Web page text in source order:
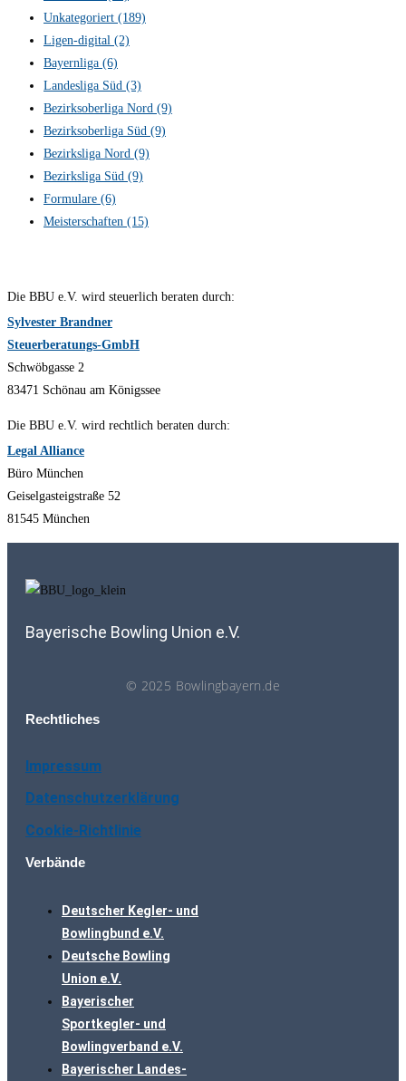
Unkategoriert (189)
Ligen-digital (2)
Bayernliga (6)
Landesliga Süd (3)
Bezirksoberliga Nord (9)
Bezirksoberliga Süd (9)
Bezirksliga Nord (9)
Bezirksliga Süd (9)
Formulare (6)
Meisterschaften (15)
Die BBU e.V. wird steuerlich beraten durch:
Sylvester Brandner
Steuerberatungs-GmbH
Schwöbgasse 2
83471 Schönau am Königssee
Die BBU e.V. wird rechtlich beraten durch:
Legal Alliance
Büro München
Geiselgasteigstraße 52
81545 München
Bayerische Bowling Union e.V.
© 2025 Bowlingbayern.de
Rechtliches
Impressum
Datenschutzerklärung
Cookie-Richtlinie
Verbände
Deutscher Kegler- und
Bowlingbund e.V.
Deutsche Bowling
Union e.V.
Bayerischer
Sportkegler- und
Bowlingverband e.V.
Bayerischer Landes-